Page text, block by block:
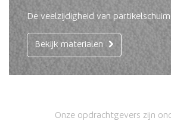
De veelzijdigheid van
Bekijk materialen
Onze opdrachtgevers zijn